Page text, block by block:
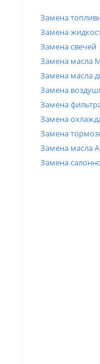
Замена
Замена
Замена свечей
Замена масла
Замена масла
Замена
Замена
Замена
Замена
Замена масла
Замена